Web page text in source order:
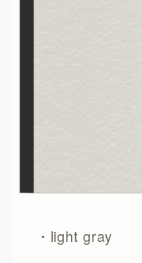
・light gray